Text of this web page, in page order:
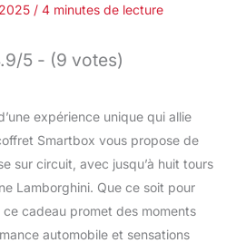
/ 4 minutes de lecture
5 - (9 votes)
expérience unique qui allie
Smartbox vous propose de
sur circuit, avec jusqu’à huit tours
Lamborghini. Que ce soit pour
cadeau promet des moments
automobile et sensations